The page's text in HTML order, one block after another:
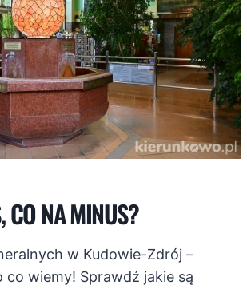
CO NA MINUS?
w Kudowie-Zdrój –
co wiemy! Sprawdź jakie są